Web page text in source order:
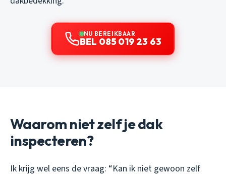
NU BEREIKBAAR
BEL 085 019 23 63
Waarom niet zelf je dak
inspecteren?
Ik krijg wel eens de vraag: “Kan ik niet gewoon zelf